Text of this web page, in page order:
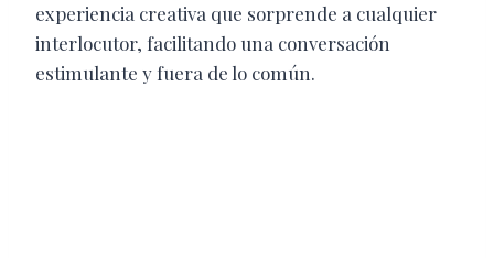
experiencia creativa que sorprende a cualquier
interlocutor, facilitando una conversación
estimulante y fuera de lo común.